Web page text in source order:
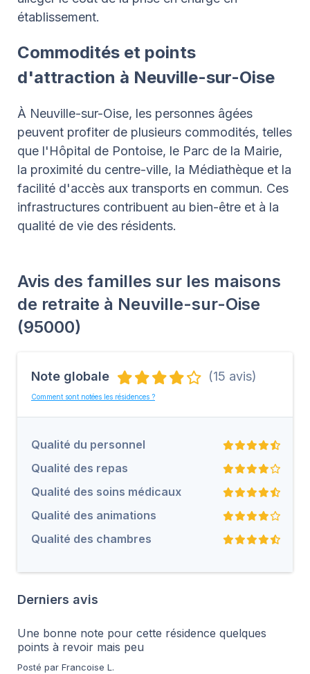
établissement.
Commodités et points
d'attraction à Neuville-sur-Oise
À Neuville-sur-Oise, les personnes âgées
peuvent profiter de plusieurs commodités, telles
que l'Hôpital de Pontoise, le Parc de la Mairie,
la proximité du centre-ville, la Médiathèque et la
facilité d'accès aux transports en commun. Ces
infrastructures contribuent au bien-être et à la
qualité de vie des résidents.
Avis des familles sur les maisons
de retraite à Neuville-sur-Oise
(95000)
Note globale (15 avis)
Comment sont notées les résidences ?
Qualité du personnel
Qualité des repas
Qualité des soins médicaux
Qualité des animations
Qualité des chambres
Derniers avis
Une bonne note pour cette résidence quelques
points à revoir mais peu
Posté par Francoise L.